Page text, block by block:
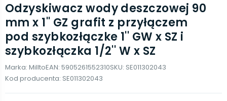
Odzyskiwacz wody deszczowej 90
mm x 1'' GZ grafit z przyłączem
pod szybkozłączke 1'' GW x SZ i
szybkozłączka 1/2'' W x SZ
Marka: MilltoEAN: 5905261552310SKU: SE011302043
Kod producenta: SE011302043